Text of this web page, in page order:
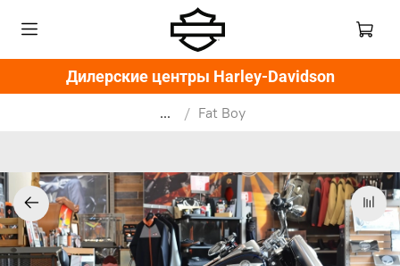
Дилерские центры Harley-Davidson
... Fat Boy